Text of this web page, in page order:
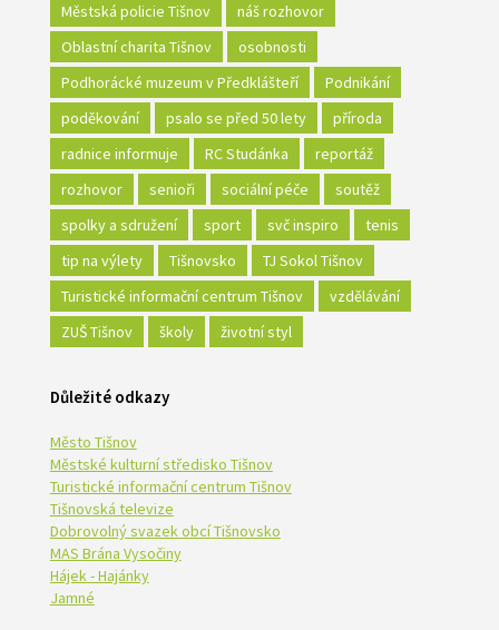
Městská policie Tišnov
náš rozhovor
Oblastní charita Tišnov
osobnosti
Podhorácké muzeum v Předklášteří
Podnikání
poděkování
psalo se před 50 lety
příroda
radnice informuje
RC Studánka
reportáž
rozhovor
senioři sociální péče
soutěž
spolky a sdružení
sport svč inspiro
tenis
tip na výlety
Tišnovsko
TJ Sokol Tišnov
Turistické informační centrum Tišnov
vzdělávání
ZUŠ Tišnov
školy životní styl
Důležité odkazy
Město Tišnov
Městské kulturní středisko Tišnov
Turistické informační centrum Tišnov
Tišnovská televize
Dobrovolný svazek obcí Tišnovsko
MAS Brána Vysočiny
Hájek - Hajánky
Jamné